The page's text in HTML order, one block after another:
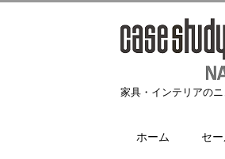
家具・インテリアの
ホーム セ